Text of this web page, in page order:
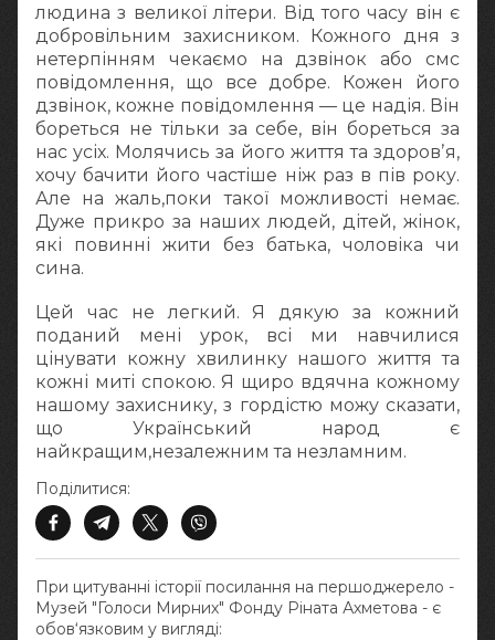
людина з великої літери. Від того часу він є
добровільним захисником. Кожного дня з
нетерпінням чекаємо на дзвінок або смс
повідомлення, що все добре. Кожен його
дзвінок, кожне повідомлення — це надія. Він
бореться не тільки за себе, він бореться за
нас усіх. Молячись за його життя та здоровʼя,
хочу бачити його частіше ніж раз в пів року.
Але на жаль,поки такої можливості немає.
Дуже прикро за наших людей, дітей, жінок,
які повинні жити без батька, чоловіка чи
сина.
Цей час не легкий. Я дякую за кожний
поданий мені урок, всі ми навчилися
цінувати кожну хвилинку нашого життя та
кожні миті спокою. Я щиро вдячна кожному
нашому захиснику, з гордістю можу сказати,
що Український народ є
найкращим,незалежним та незламним.
При цитуванні історії посилання на першоджерело -
Музей "Голоси Мирних" Фонду Ріната Ахметова - є
обов‘язковим у вигляді:
Поділитися: